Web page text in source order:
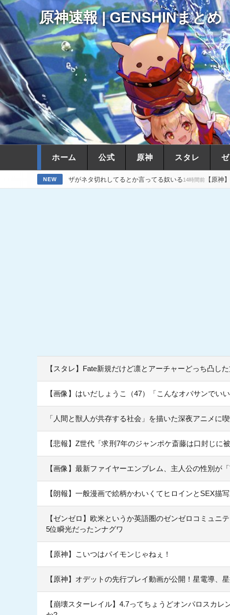
原神速報 | GENSHINまとめ
ホーム 公式 原神 スタレ
NEW
ザがネタ切れしてるとか言ってる奴いる14時間前【原神】アズプロもただの
【スタレ】Fate新規だけど凛とアーチャーどっち凸し
【画像】はいだしょうこ（47）「こんなオバサンでい
「人間と獣人が共存する社会」を描いた深夜アニメ
【悲報】Z世代「求刑7年のジャンポケ斎藤は口封じ
【画像】最新ファイヤーエンブレム、主人公の性別が
【朗報】一般漫画で絵柄かわいくてヒロインとSEX描
【ゼンゼロ】欧米というか英語圏のゼンゼロコミュニ
5位瞬光だったンナグワ
【原神】こいつはパイモンじゃねぇ！
【原神】オデットの先行プレイ動画が公開！星電導、
【崩壊スターレイル】4.7ってちょうどオンパロスカ